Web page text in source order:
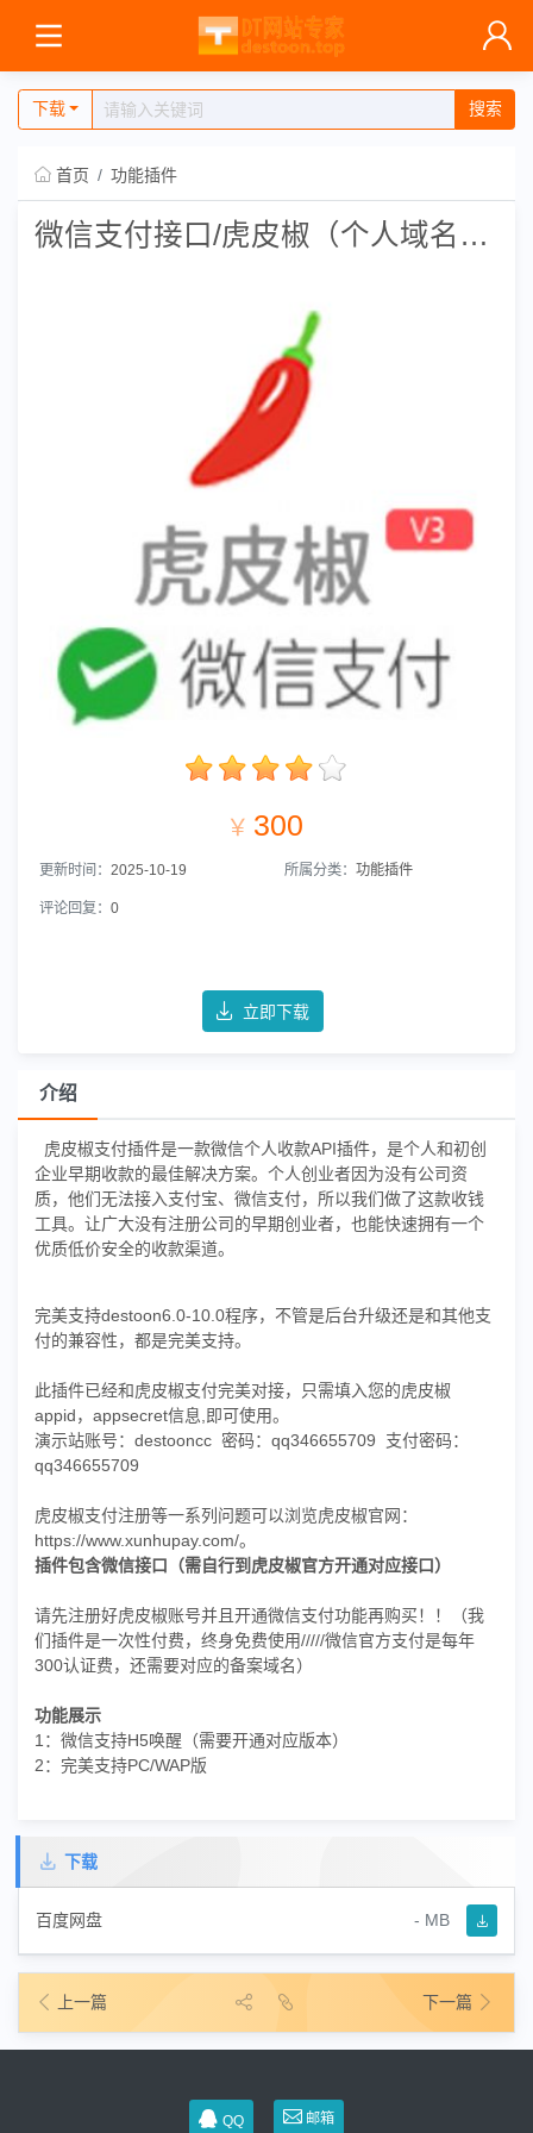
下载 搜索
首页 功能插件
微信支付接口/虎皮椒（个人域名可用）
￥ 300
更新时间： 2025-10-19 所属分类： 功能插件
评论回复： 0
立即下载
介绍
虎皮椒支付插件是一款微信个人收款API插件，是个人和初创
企业早期收款的最佳解决方案。个人创业者因为没有公司资
质，他们无法接入支付宝、微信支付，所以我们做了这款收钱
工具。让广大没有注册公司的早期创业者，也能快速拥有一个
优质低价安全的收款渠道。
完美支持destoon6.0-10.0程序，不管是后台升级还是和其他支
付的兼容性，都是完美支持。
此插件已经和虎皮椒支付完美对接，只需填入您的虎皮椒
appid，appsecret信息,即可使用。
演示站账号：destooncc 密码：qq346655709 支付密码：
qq346655709
虎皮椒支付注册等一系列问题可以浏览虎皮椒官网：
https://www.xunhupay.com/。
插件包含微信接口（需自行到虎皮椒官方开通对应接口）
请先注册好虎皮椒账号并且开通微信支付功能再购买！！（我
们插件是一次性付费，终身免费使用/////微信官方支付是每年
300认证费，还需要对应的备案域名）
功能展示
1：微信支持H5唤醒（需要开通对应版本）
2：完美支持PC/WAP版
下载
百度网盘 - MB
上一篇 下一篇
QQ 邮箱